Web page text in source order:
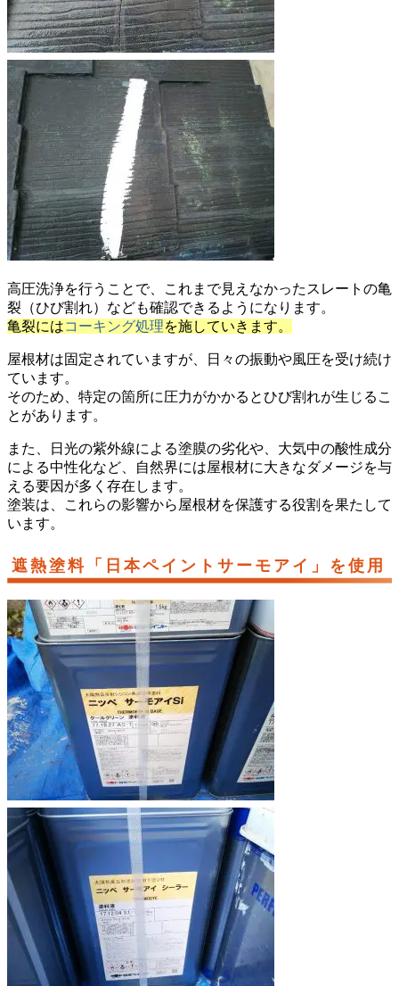
高圧洗浄を行うことで、これまで見えなかったスレートの亀
裂（ひび割れ）なども確認できるようになります。
亀裂にはコーキング処理を施していきます。
屋根材は固定されていますが、日々の振動や風圧を受け続け
ています。
そのため、特定の箇所に圧力がかかるとひび割れが生じるこ
とがあります。
また、日光の紫外線による塗膜の劣化や、大気中の酸性成分
による中性化など、自然界には屋根材に大きなダメージを与
える要因が多く存在します。
塗装は、これらの影響から屋根材を保護する役割を果たして
います。
遮熱塗料「日本ペイントサーモアイ」を使用